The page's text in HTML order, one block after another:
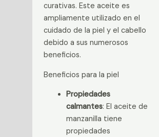
curativas. Este aceite es
ampliamente utilizado en el
cuidado de la piel y el cabello
debido a sus numerosos
beneficios.
Beneficios para la piel
Propiedades
calmantes: El aceite de
manzanilla tiene
propiedades